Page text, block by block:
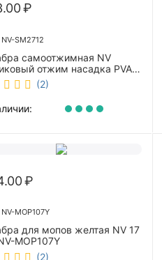
₽
NV-SM2712
самоотжимная NV
отжим насадка PVA
телескопическая рукоятка
см NV-SM2712
(2)
₽
NV-MOP107Y
для мопов желтая NV 17
MOP107Y
(2)